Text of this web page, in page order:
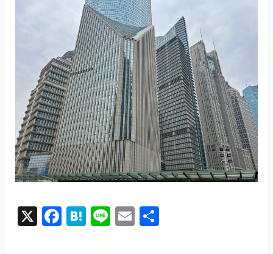
FacebookEmail
Line
Hatena
X
共